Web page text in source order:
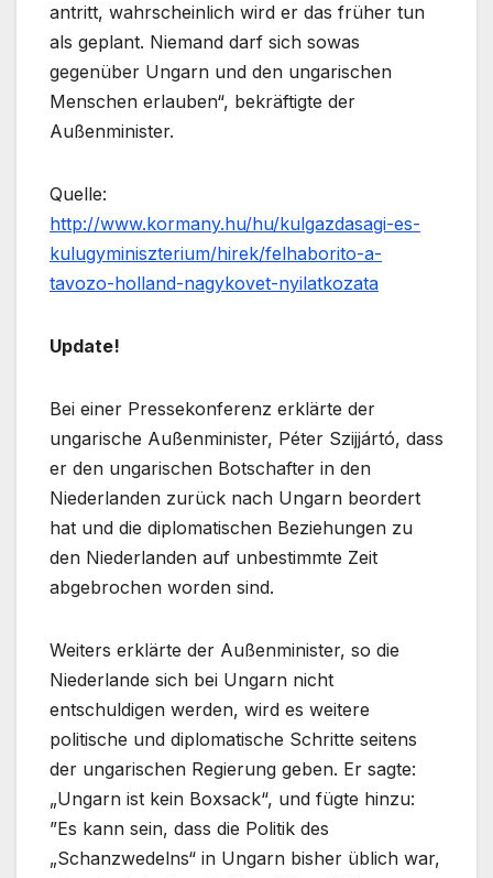
antritt, wahrscheinlich wird er das früher tun
als geplant. Niemand darf sich sowas
gegenüber Ungarn und den ungarischen
Menschen erlauben“, bekräftigte der
Außenminister.
Quelle:
http://www.kormany.hu/hu/kulgazdasagi-es-
kulugyminiszterium/hirek/felhaborito-a-
tavozo-holland-nagykovet-nyilatkozata
Update!
Bei einer Pressekonferenz erklärte der
ungarische Außenminister, Péter Szijjártó, dass
er den ungarischen Botschafter in den
Niederlanden zurück nach Ungarn beordert
hat und die diplomatischen Beziehungen zu
den Niederlanden auf unbestimmte Zeit
abgebrochen worden sind.
Weiters erklärte der Außenminister, so die
Niederlande sich bei Ungarn nicht
entschuldigen werden, wird es weitere
politische und diplomatische Schritte seitens
der ungarischen Regierung geben. Er sagte:
„Ungarn ist kein Boxsack“, und fügte hinzu:
”Es kann sein, dass die Politik des
„Schanzwedelns“ in Ungarn bisher üblich war,